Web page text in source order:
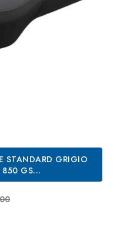
STANDARD GRIGIO
850 GS...
Standard